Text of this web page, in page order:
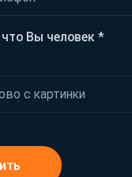
Вы человек *